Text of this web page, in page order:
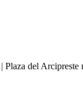
del Arcipreste